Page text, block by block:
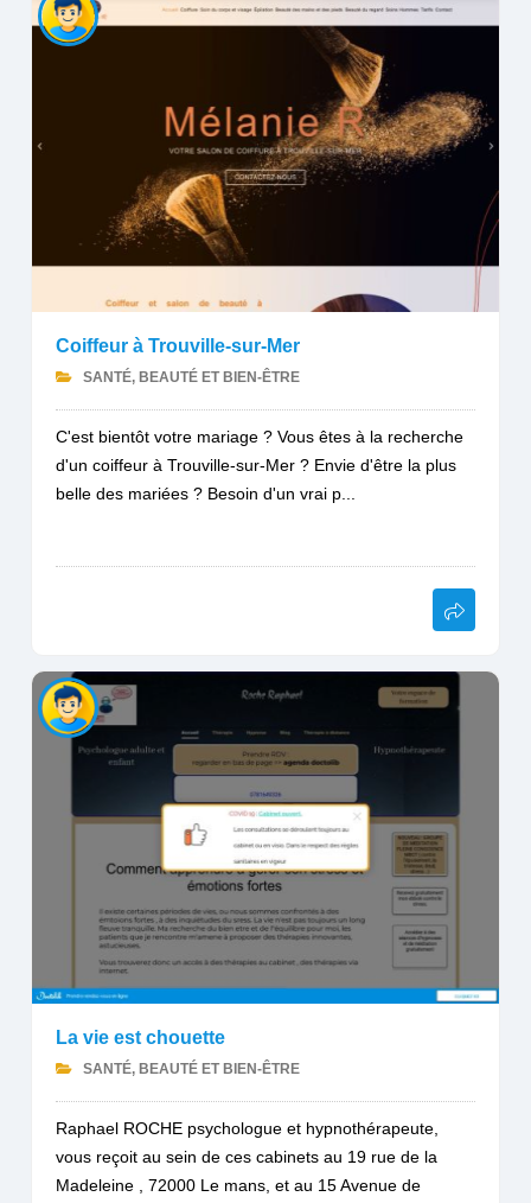
Coiffeur à Trouville-sur-Mer
SANTÉ, BEAUTÉ ET BIEN-ÊTRE
C'est bientôt votre mariage ? Vous êtes à la recherche
d'un coiffeur à Trouville-sur-Mer ? Envie d'être la plus
belle des mariées ? Besoin d'un vrai p...
La vie est chouette
SANTÉ, BEAUTÉ ET BIEN-ÊTRE
Raphael ROCHE psychologue et hypnothérapeute,
vous reçoit au sein de ces cabinets au 19 rue de la
Madeleine , 72000 Le mans, et au 15 Avenue de